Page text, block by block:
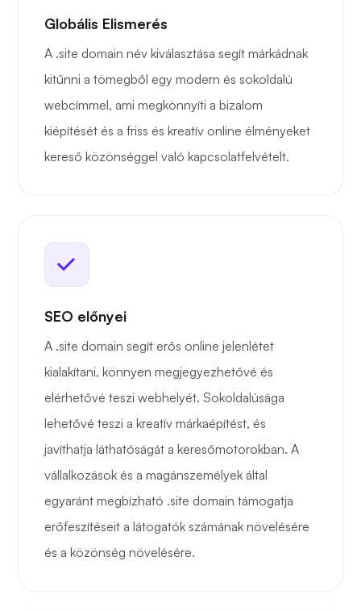
Globális Elismerés
A .site domain név kiválasztása segít márkádnak
kitűnni a tömegből egy modern és sokoldalú
webcímmel, ami megkönnyíti a bizalom
kiépítését és a friss és kreatív online élményeket
kereső közönséggel való kapcsolatfelvételt.
SEO előnyei
A .site domain segít erős online jelenlétet
kialakítani, könnyen megjegyezhetővé és
elérhetővé teszi webhelyét. Sokoldalúsága
lehetővé teszi a kreatív márkaépítést, és
javíthatja láthatóságát a keresőmotorokban. A
vállalkozások és a magánszemélyek által
egyaránt megbízható .site domain támogatja
erőfeszítéseit a látogatók számának növelésére
és a közönség növelésére.